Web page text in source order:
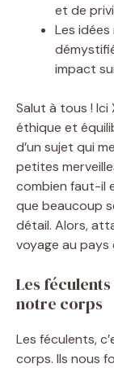
et de
Les
impact
Salut à tous !
éthique et
d’un sujet qui
petites
combien faut-il
que beaucoup
détail. Alors,
voyage au pays
Les
notre corps
Les féculents,
corps. Ils nous